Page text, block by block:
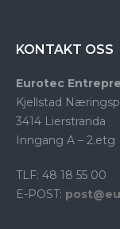
KONTAKT OSS
Eurotec
Kjellstad
3414 Lierstranda
Inngang A – 2.etg
TLF: 48 18 55 00
E-POST: